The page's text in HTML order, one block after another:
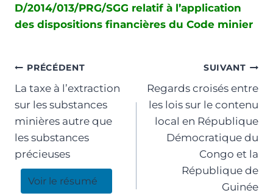
D/2014/013/PRG/SGG relatif à l’application
des dispositions financières du Code minier
PRÉCÉDENT
La taxe à l’extraction
sur les substances
minières autre que
les substances
précieuses
Voir le résumé
SUIVANT
Regards croisés entre
les lois sur le contenu
local en République
Démocratique du
Congo et la
République de
Guinée